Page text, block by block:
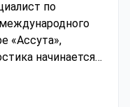
по
«Ассута»,
начинается с
комплексное
тесты,